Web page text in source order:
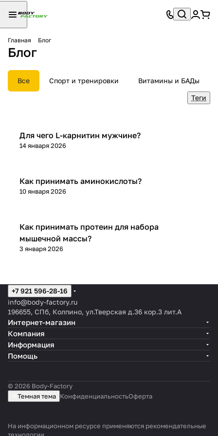
Главная Блог
Блог
Все Спорт и тренировки Витамины и БАДы
Теги
Спортивное питание
14 января 2026
Для чего L-карнитин мужчине?
Спортивное питание
10 января 2026
Как принимать аминокислоты?
Спортивное питание
3 января 2026
Как принимать протеин для набора
мышечной массы?
+7 921 596-28-16
info@body-factory.ru
196655, СПб, Колпино, ул.Тверская д.36 кор.3 лит.А
Интернет-магазин
Компания
Информация
Помощь
© 2026 Body-Factory
Темная тема КонфиденциальностьОферта
На информационном ресурсе применяются рекомендательные